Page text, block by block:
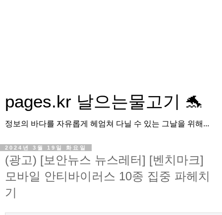
pages.kr 날으는물고기 🐬
정보의 바다를 자유롭게 헤엄쳐 다닐 수 있는 그날을 위해...
2024년 3월 19일 화요일
(광고) [보안뉴스 뉴스레터] [벤치마크]
모바일 안티바이러스 10종 집중 파헤치
기